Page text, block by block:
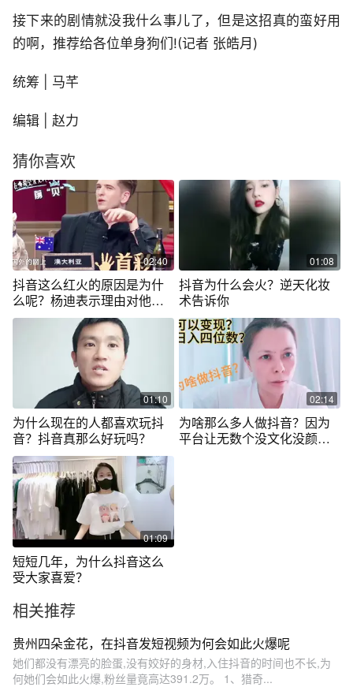
接下来的剧情就没我什么事儿了，但是这招真的蛮好用
的啊，推荐给各位单身狗们!(记者 张皓月)
统筹 | 马芊
编辑 | 赵力
猜你喜欢
02:40
抖音这么红火的原因是为什
么呢？杨迪表示理由对他无
用
01:08
抖音为什么会火？逆天化妆
术告诉你
01:10
为什么现在的人都喜欢玩抖
音？抖音真那么好玩吗？
02:14
为啥那么多人做抖音？因为
平台让无数个没文化没颜值
01:09
短短几年，为什么抖音这么
受大家喜爱？
相关推荐
贵州四朵金花，在抖音发短视频为何会如此火爆呢
她们都没有漂亮的脸蛋,没有姣好的身材,入住抖音的时间也不长,为
何她们会如此火爆,粉丝量竟高达391.2万。 1、猎奇...